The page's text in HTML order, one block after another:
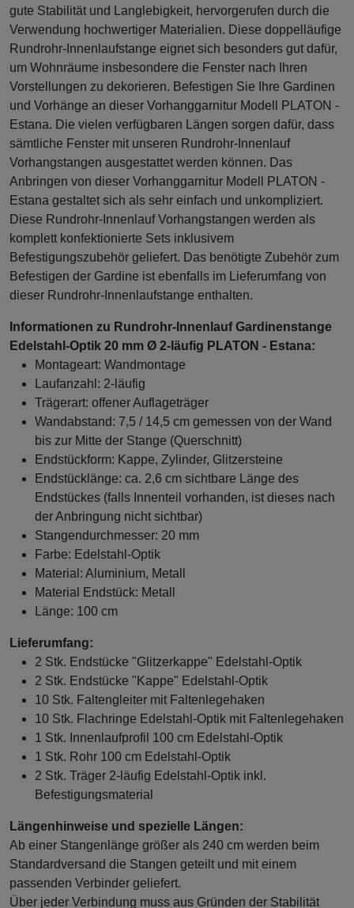
gute Stabilität und Langlebigkeit, hervorgerufen durch die
Verwendung hochwertiger Materialien. Diese doppelläufige
Rundrohr-Innenlaufstange eignet sich besonders gut dafür,
um Wohnräume insbesondere die Fenster nach Ihren
Vorstellungen zu dekorieren. Befestigen Sie Ihre Gardinen
und Vorhänge an dieser Vorhanggarnitur Modell PLATON -
Estana. Die vielen verfügbaren Längen sorgen dafür, dass
sämtliche Fenster mit unseren Rundrohr-Innenlauf
Vorhangstangen ausgestattet werden können. Das
Anbringen von dieser Vorhanggarnitur Modell PLATON -
Estana gestaltet sich als sehr einfach und unkompliziert.
Diese Rundrohr-Innenlauf Vorhangstangen werden als
komplett konfektionierte Sets inklusivem
Befestigungszubehör geliefert. Das benötigte Zubehör zum
Befestigen der Gardine ist ebenfalls im Lieferumfang von
dieser Rundrohr-Innenlaufstange enthalten.
Informationen zu Rundrohr-Innenlauf Gardinenstange
Edelstahl-Optik 20 mm Ø 2-läufig PLATON - Estana:
Montageart: Wandmontage
Laufanzahl: 2-läufig
Trägerart: offener Auflageträger
Wandabstand: 7,5 / 14,5 cm gemessen von der Wand
bis zur Mitte der Stange (Querschnitt)
Endstückform: Kappe, Zylinder, Glitzersteine
Endstücklänge: ca. 2,6 cm sichtbare Länge des
Endstückes (falls Innenteil vorhanden, ist dieses nach
der Anbringung nicht sichtbar)
Stangendurchmesser: 20 mm
Farbe: Edelstahl-Optik
Material: Aluminium, Metall
Material Endstück: Metall
Länge: 100 cm
Lieferumfang:
2 Stk. Endstücke "Glitzerkappe" Edelstahl-Optik
2 Stk. Endstücke "Kappe" Edelstahl-Optik
10 Stk. Faltengleiter mit Faltenlegehaken
10 Stk. Flachringe Edelstahl-Optik mit Faltenlegehaken
1 Stk. Innenlaufprofil 100 cm Edelstahl-Optik
1 Stk. Rohr 100 cm Edelstahl-Optik
2 Stk. Träger 2-läufig Edelstahl-Optik inkl.
Befestigungsmaterial
Längenhinweise und spezielle Längen:
Ab einer Stangenlänge größer als 240 cm werden beim
Standardversand die Stangen geteilt und mit einem
passenden Verbinder geliefert.
Über jeder Verbindung muss aus Gründen der Stabilität